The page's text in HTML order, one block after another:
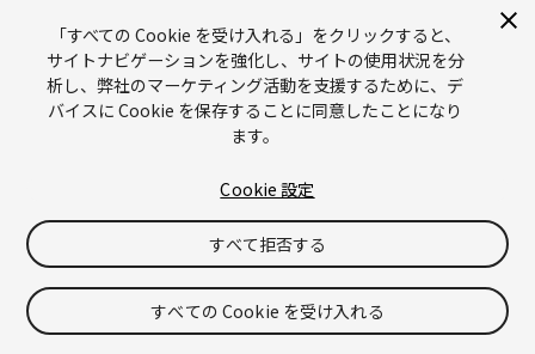
Do Not Sell or Share My Personal Information（英語）
©
Copyright © 2026 Unity Technologies
「Unity」の名称、Unity のロゴ、およびその他の Unity の商標は、米国およ
びその他の国における Unity Technologies またはその関係会社の商標または
です。その他の名称またはブランドは該当する所有者の商標です。
「すべての Cookie を受け入れる」をクリックすると、
サイトナビゲーションを強化し、サイトの使用状況を分
析し、弊社のマーケティング活動を支援するために、デ
バイスに Cookie を保存することに同意したことになり
ます。
Cookie 設定
すべて拒否する
すべての Cookie を受け入れる